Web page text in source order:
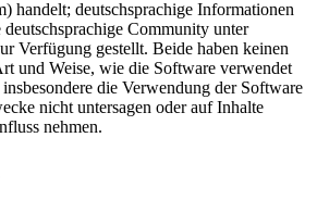
handelt; deutschsprachige Informationen
Community unter
Verfügung gestellt. Beide haben keinen
und Weise, wie die Software verwendet
die Verwendung der Software
nicht untersagen oder auf Inhalte
nehmen.